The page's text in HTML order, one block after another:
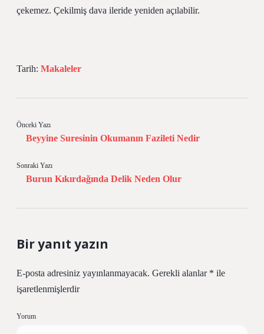
çekemez. Çekilmiş dava ileride yeniden açılabilir.
Tarih: Makaleler
Önceki Yazı
Beyyine Suresinin Okumanın Fazileti Nedir
Sonraki Yazı
Burun Kıkırdağında Delik Neden Olur
Bir yanıt yazın
E-posta adresiniz yayınlanmayacak. Gerekli alanlar * ile
işaretlenmişlerdir
Yorum